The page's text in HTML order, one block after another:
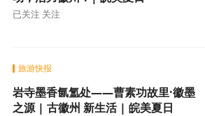
已关注 关注
旅游快报
岩寺墨香氤氲处——曹素功故里·徽墨
之源 | 古徽州 新生活 | 皖美夏日